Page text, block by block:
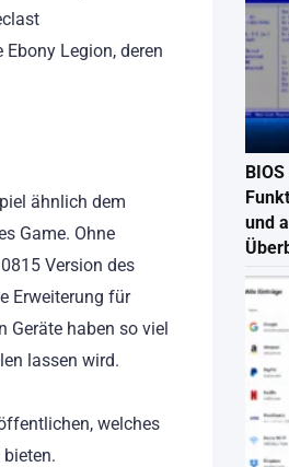
Legion, deren
ähnlich dem
Game. Ohne
Version des
Erweiterung für
Geräte haben so viel
lassen wird.
welches
und